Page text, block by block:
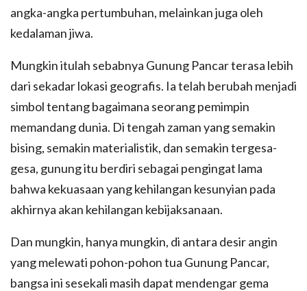
angka-angka pertumbuhan, melainkan juga oleh
kedalaman jiwa.
Mungkin itulah sebabnya Gunung Pancar terasa lebih
dari sekadar lokasi geografis. Ia telah berubah menjadi
simbol tentang bagaimana seorang pemimpin
memandang dunia. Di tengah zaman yang semakin
bising, semakin materialistik, dan semakin tergesa-
gesa, gunung itu berdiri sebagai pengingat lama
bahwa kekuasaan yang kehilangan kesunyian pada
akhirnya akan kehilangan kebijaksanaan.
Dan mungkin, hanya mungkin, di antara desir angin
yang melewati pohon-pohon tua Gunung Pancar,
bangsa ini sesekali masih dapat mendengar gema